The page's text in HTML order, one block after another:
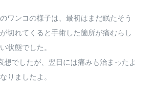
ワンコの様子は、最初はまだ眠たそう
切れてくると手術した箇所が痛むらし
状態でした。
想でしたが、翌日には痛みも治まったよ
りましたよ。